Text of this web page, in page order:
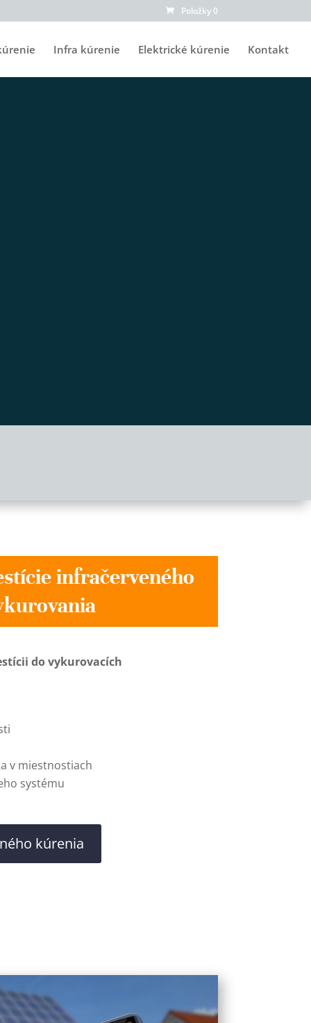
Položky 0
Infra kúrenie Elektrické kúrenie Kontakt
infračerveného
do vykurovacích
v miestnostiach
systému
kúrenia